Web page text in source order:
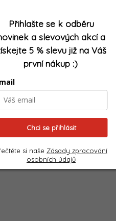
Přihlašte se k odběru
a slevových akcí a
5 % slevu již na Váš
první nákup :)
Chci se přihlásit
si naše Zásady zpracování
osobních údajů